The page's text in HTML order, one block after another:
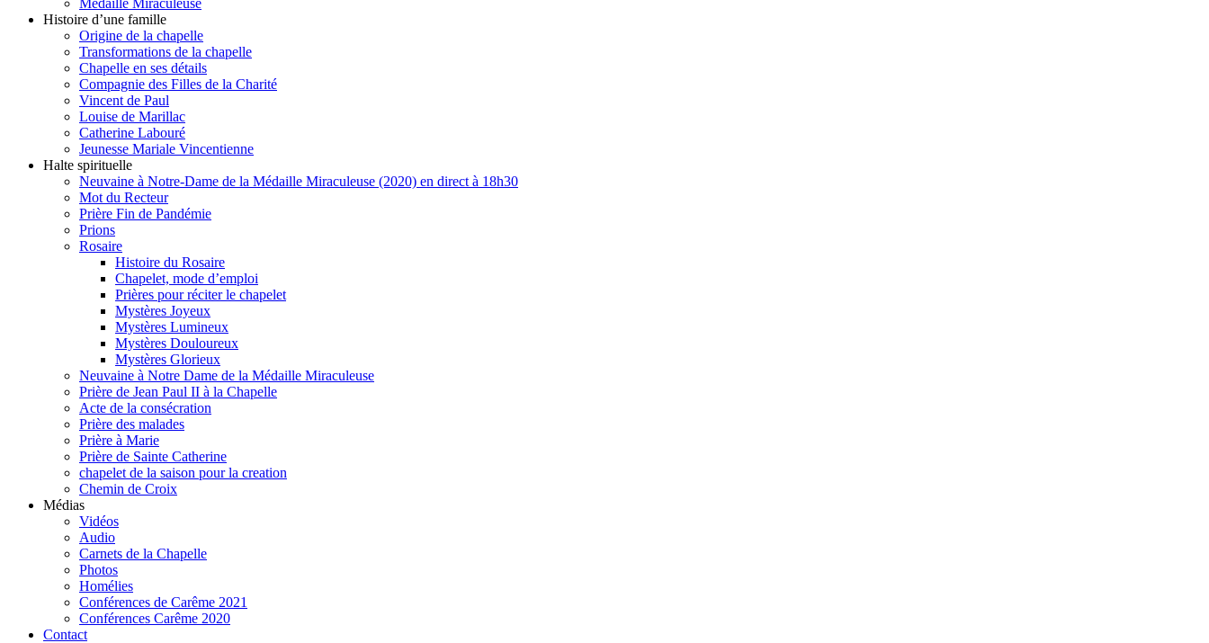
Histoire d’une famille
Origine de la chapelle
Transformations de la chapelle
Chapelle en ses détails
Compagnie des Filles de la Charité
Vincent de Paul
Louise de Marillac
Catherine Labouré
Jeunesse Mariale Vincentienne
Halte spirituelle
Neuvaine à Notre-Dame de la Médaille Miraculeuse (2020) en direct à 18h30
Mot du Recteur
Prière Fin de Pandémie
Prions
Rosaire
Histoire du Rosaire
Chapelet, mode d’emploi
Prières pour réciter le chapelet
Mystères Joyeux
Mystères Lumineux
Mystères Douloureux
Mystères Glorieux
Neuvaine à Notre Dame de la Médaille Miraculeuse
Prière de Jean Paul II à la Chapelle
Acte de la consécration
Prière des malades
Prière à Marie
Prière de Sainte Catherine
chapelet de la saison pour la creation
Chemin de Croix
Médias
Vidéos
Audio
Carnets de la Chapelle
Photos
Homélies
Conférences de Carême 2021
Conférences Carême 2020
Contact